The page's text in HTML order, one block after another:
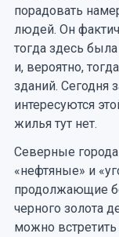
порадовать
людей. Он
тогда здесь
и, вероятно,
зданий. Сегодня
интересуются
жилья тут нет.
Северные
«нефтяные» и
продолжающие
черного золота
можно